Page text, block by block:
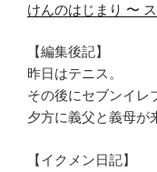
けんのはじまり 〜
【編集後記】
昨日はテニス。
その後にセブンイレ
夕方に義父と義母が
【イクメン日記】